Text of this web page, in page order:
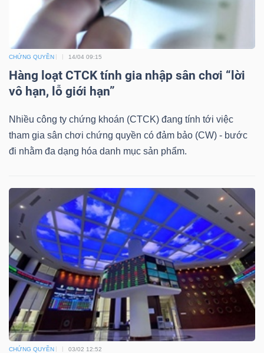
CHỨNG QUYỀN 14/04 09:15
Hàng loạt CTCK tính gia nhập sân chơi “lời
vô hạn, lỗ giới hạn”
Nhiều công ty chứng khoán (CTCK) đang tính tới việc
tham gia sân chơi chứng quyền có đảm bảo (CW) - bước
đi nhằm đa dạng hóa danh mục sản phẩm.
CHỨNG QUYỀN 03/02 12:52
VỤ
TRUYỀN
THÔNG
ÍCH
BẤT
ĐỘNG
SẢN
Mã